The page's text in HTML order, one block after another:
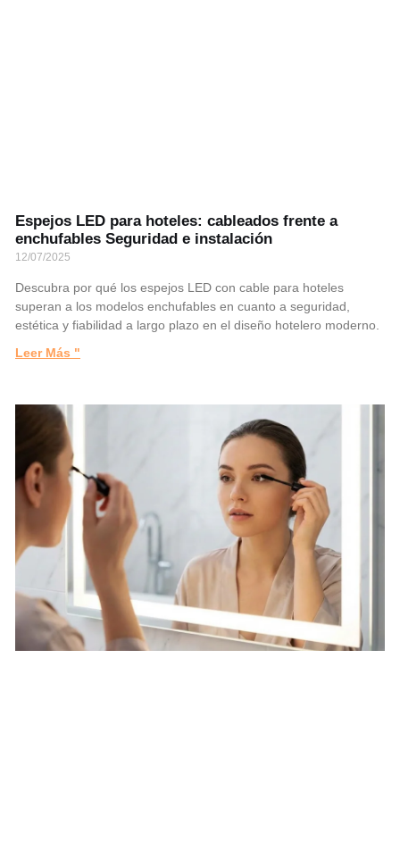
Espejos LED para hoteles: cableados frente a
enchufables Seguridad e instalación
12/07/2025
Descubra por qué los espejos LED con cable para hoteles
superan a los modelos enchufables en cuanto a seguridad,
estética y fiabilidad a largo plazo en el diseño hotelero moderno.
Leer Más "